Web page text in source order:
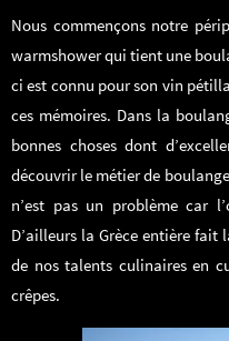
Nous commençons notre
warmshower qui tient une
ci est connu pour son vin
ces mémoires. Dans la
bonnes choses dont
découvrir le métier de
n’est pas un problème car
D’ailleurs la Grèce entière fait
de nos talents culinaires en
crêpes.